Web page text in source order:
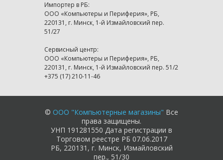
Импортер в РБ:
ООО «Компьютеры и Периферия», РБ,
220131, г. Минск, 1-й Измайловский пер.
51/27
Сервисный центр:
ООО «Компьютеры и Периферия», РБ,
220131, г. Минск, 1-й Измайловский пер. 51/2
+375 (17) 210-11-46
© ООО "Компьютерные магазины" Все
права защищены.
УНП 191281550 Дата регистрации в
Торговом реестре РБ 07.06.2017
РБ, 220131, г. Минск, Измайловский
пер., 51/30